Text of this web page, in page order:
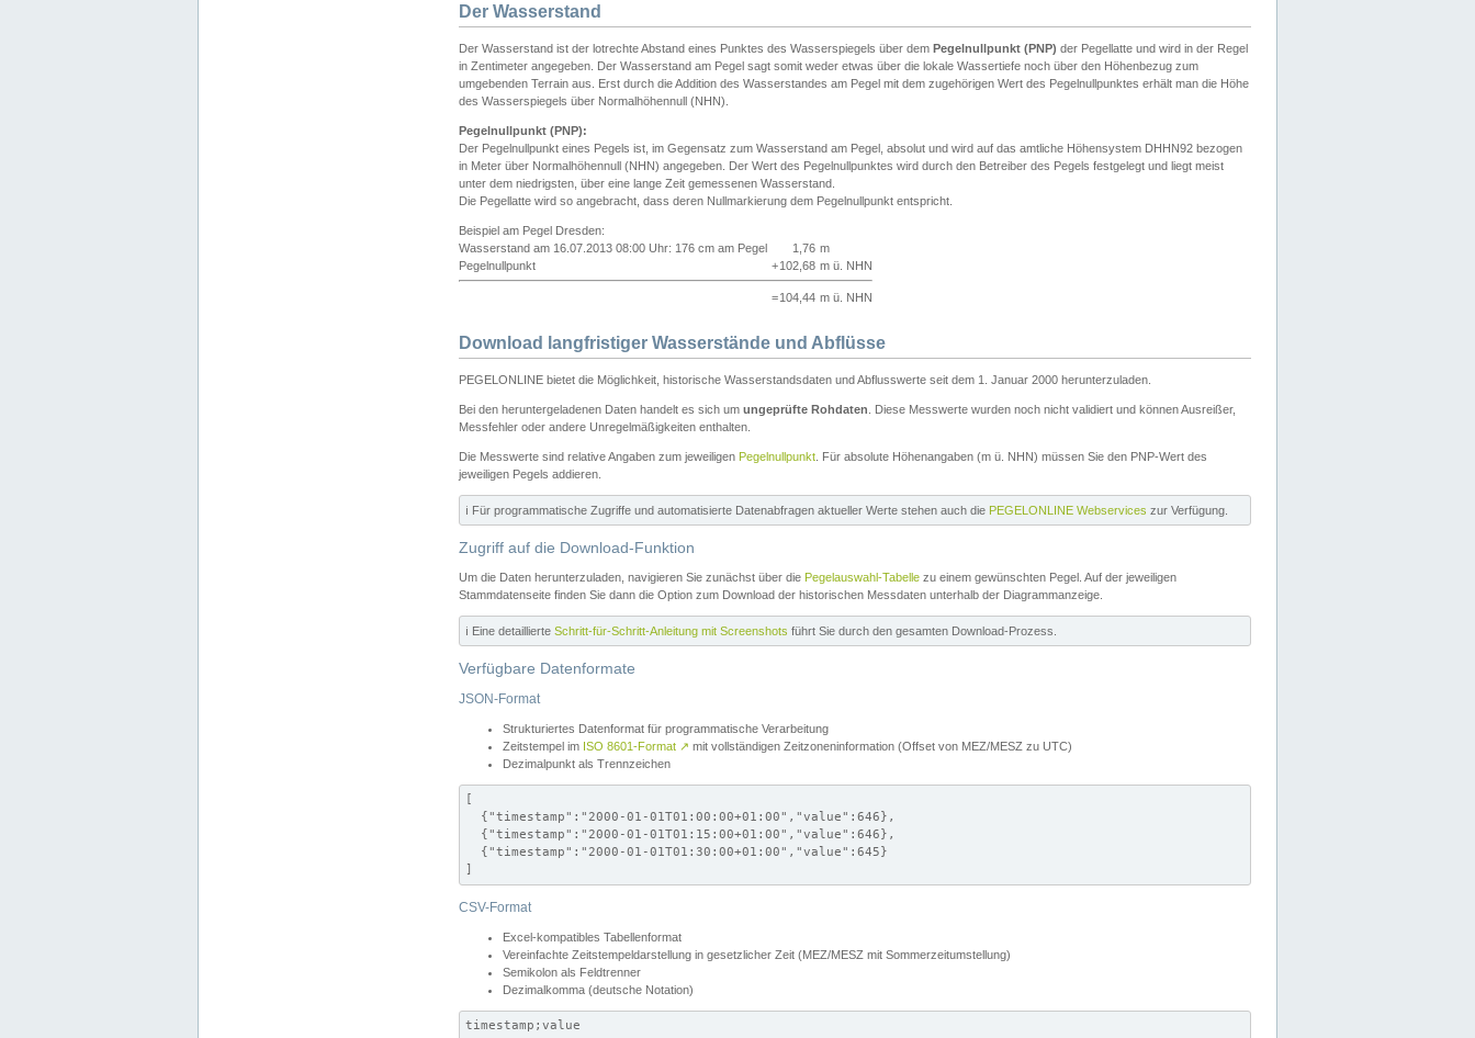
Der Wasserstand
Der Wasserstand ist der lotrechte Abstand eines Punktes des Wasserspiegels über dem Pegelnullpunkt (PNP) der Pegellatte und wird in der Regel
in Zentimeter angegeben. Der Wasserstand am Pegel sagt somit weder etwas über die lokale Wassertiefe noch über den Höhenbezug zum
umgebenden Terrain aus. Erst durch die Addition des Wasserstandes am Pegel mit dem zugehörigen Wert des Pegelnullpunktes erhält man die Höhe
des Wasserspiegels über Normalhöhennull (NHN).
Pegelnullpunkt (PNP):
Der Pegelnullpunkt eines Pegels ist, im Gegensatz zum Wasserstand am Pegel, absolut und wird auf das amtliche Höhensystem DHHN92 bezogen
in Meter über Normalhöhennull (NHN) angegeben. Der Wert des Pegelnullpunktes wird durch den Betreiber des Pegels festgelegt und liegt meist
unter dem niedrigsten, über eine lange Zeit gemessenen Wasserstand.
Die Pegellatte wird so angebracht, dass deren Nullmarkierung dem Pegelnullpunkt entspricht.
Beispiel am Pegel Dresden:
Wasserstand am 16.07.2013 08:00 Uhr: 176 cm am Pegel
1,76 m
Pegelnullpunkt
+102,68 m ü. NHN
=104,44 m ü. NHN
Download langfristiger Wasserstände und Abflüsse
PEGELONLINE bietet die Möglichkeit, historische Wasserstandsdaten und Abflusswerte seit dem 1. Januar 2000 herunterzuladen.
Bei den heruntergeladenen Daten handelt es sich um ungeprüfte Rohdaten . Diese Messwerte wurden noch nicht validiert und können Ausreißer,
Messfehler oder andere Unregelmäßigkeiten enthalten.
Die Messwerte sind relative Angaben zum jeweiligen Pegelnullpunkt . Für absolute Höhenangaben (m ü. NHN) müssen Sie den PNP-Wert des
jeweiligen Pegels addieren.
ℹ️ Für programmatische Zugriffe und automatisierte Datenabfragen aktueller Werte stehen auch die PEGELONLINE Webservices zur Verfügung.
Zugriff auf die Download-Funktion
Um die Daten herunterzuladen, navigieren Sie zunächst über die Pegelauswahl-Tabelle zu einem gewünschten Pegel. Auf der jeweiligen
Stammdatenseite finden Sie dann die Option zum Download der historischen Messdaten unterhalb der Diagrammanzeige.
ℹ️ Eine detaillierte Schritt-für-Schritt-Anleitung mit Screenshots führt Sie durch den gesamten Download-Prozess.
Verfügbare Datenformate
JSON-Format
Strukturiertes Datenformat für programmatische Verarbeitung
Zeitstempel im ISO 8601-Format ↗ mit vollständigen Zeitzoneninformation (Offset von MEZ/MESZ zu UTC)
Dezimalpunkt als Trennzeichen
[
  {"timestamp":"2000-01-01T01:00:00+01:00","value":646},
  {"timestamp":"2000-01-01T01:15:00+01:00","value":646},
  {"timestamp":"2000-01-01T01:30:00+01:00","value":645}
]
CSV-Format
Excel-kompatibles Tabellenformat
Vereinfachte Zeitstempeldarstellung in gesetzlicher Zeit (MEZ/MESZ mit Sommerzeitumstellung)
Semikolon als Feldtrenner
Dezimalkomma (deutsche Notation)
timestamp;value